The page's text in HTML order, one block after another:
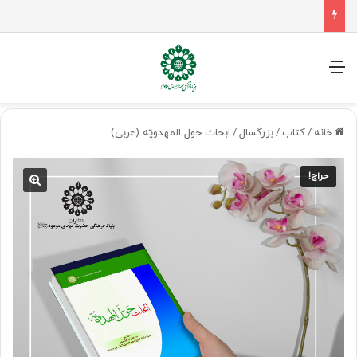
منو
خانه /کتاب /بزرگسال/ ابحاث حول المهدویّه (عربی)
حراج!